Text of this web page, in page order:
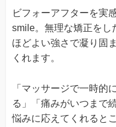
ビフォーアフターを実
smile。無理な矯正をし
ほどよい強さで凝り固
くれます。
「マッサージで一時的
る」「痛みがいつまで
悩みに応えてくれると